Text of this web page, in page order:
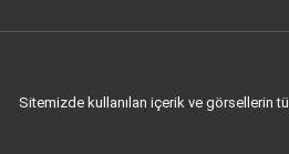
Sitemizde kullanılan içerik ve görsellerin